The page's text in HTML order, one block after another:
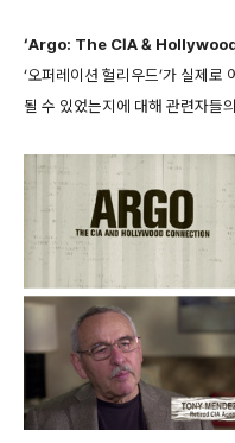
‘Argo: The CIA &
‘오퍼레이션 헐리우드’가 실제로
될 수 있었는지에 대해 관련자들